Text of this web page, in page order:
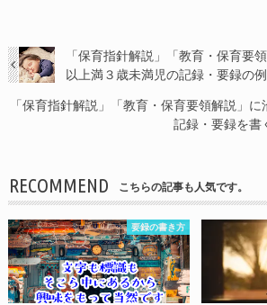
「保育指針解説」「教育・保育要
以上満３歳未満児の記録・要録の
「保育指針解説」「教育・保育要領解説」
記録・要録を書
RECOMMEND こちらの記事も人気です。
要録の書き方